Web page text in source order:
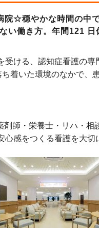
院☆穏やかな時間の中
い働き方。年間121 日
ける、認知症看護の専
着いた環境のなかで、
師・栄養士・リハ・相
感をつくる看護を大切